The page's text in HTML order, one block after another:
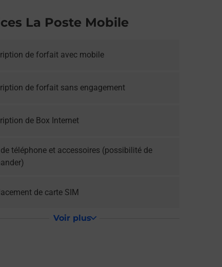
La Poste Mobile
de forfait avec mobile
de forfait sans engagement
de Box Internet
téléphone et accessoires (possibilité de
de carte SIM
Voir plus